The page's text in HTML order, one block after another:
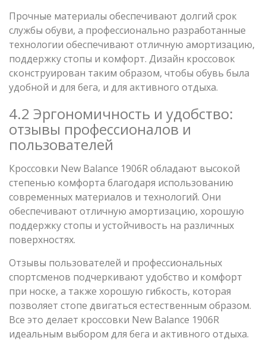
Прочные материалы обеспечивают долгий срок
службы обуви, а профессионально разработанные
технологии обеспечивают отличную амортизацию,
поддержку стопы и комфорт. Дизайн кроссовок
сконструирован таким образом, чтобы обувь была
удобной и для бега, и для активного отдыха.
4.2 Эргономичность и удобство:
отзывы профессионалов и
пользователей
Кроссовки New Balance 1906R обладают высокой
степенью комфорта благодаря использованию
современных материалов и технологий. Они
обеспечивают отличную амортизацию, хорошую
поддержку стопы и устойчивость на различных
поверхностях.
Отзывы пользователей и профессиональных
спортсменов подчеркивают удобство и комфорт
при носке, а также хорошую гибкость, которая
позволяет стопе двигаться естественным образом.
Все это делает кроссовки New Balance 1906R
идеальным выбором для бега и активного отдыха.